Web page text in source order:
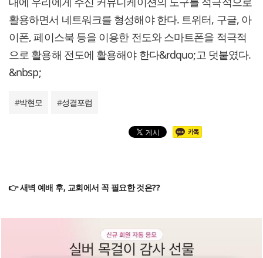
활용하면서 네트워크를 형성해야 한다. 트위터, 구글, 아
이폰, 페이스북 등을 이용한 전도와 스마트폰을 적극적
으로 활용해 전도에 활용해야 한다&rdquo;고 덧붙였다.
&nbsp;
#박현모 #성결포럼
👉 새벽 예배 후, 교회에서 꼭 필요한 것은??